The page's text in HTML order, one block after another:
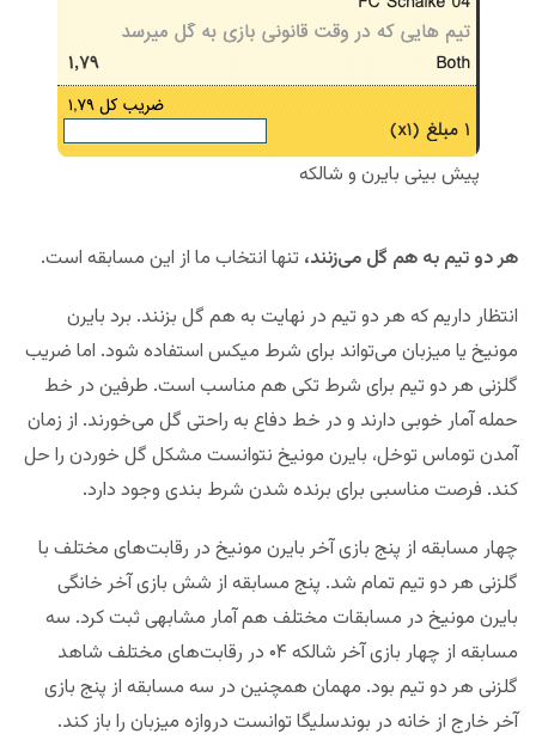
پیش بینی بایرن و شالکه
هر دو تیم به هم گل می‌زنند، تنها انتخاب ما از این مسابقه است.
انتظار داریم که هر دو تیم در نهایت به هم گل بزنند. برد بایرن
مونیخ یا میزبان می‌تواند برای شرط میکس استفاده شود. اما ضریب
گلزنی هر دو تیم برای شرط تکی هم مناسب است. طرفین در خط
حمله آمار خوبی دارند و در خط دفاع به راحتی گل می‌خورند. از زمان
آمدن توماس توخل، بایرن مونیخ نتوانست مشکل گل خوردن را حل
کند. فرصت مناسبی برای برنده شدن شرط بندی وجود دارد.
چهار مسابقه از پنج بازی آخر بایرن مونیخ در رقابت‌های مختلف با
گلزنی هر دو تیم تمام شد. پنج مسابقه از شش بازی آخر خانگی
بایرن مونیخ در مسابقات مختلف هم آمار مشابهی ثبت کرد. سه
مسابقه از چهار بازی آخر شالکه ۰۴ در رقابت‌های مختلف شاهد
گلزنی هر دو تیم بود. مهمان همچنین در سه مسابقه از پنج بازی
آخر خارج از خانه در بوندسلیگا توانست دروازه میزبان را باز کند.